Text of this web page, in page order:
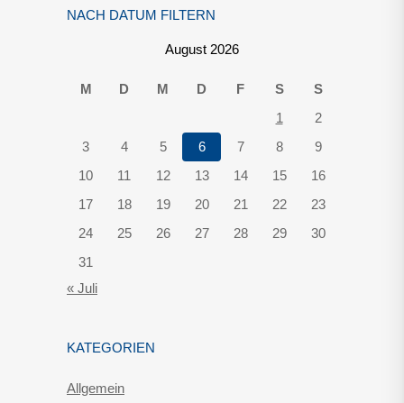
NACH DATUM FILTERN
August 2026
M D M D F S
S
1
2
3
4 5 6 7 8
9
10
11 12 13 14 15
16
17
18 19 20 21 22
23
24
25 26 27 28 29
30
31
« Juli
KATEGORIEN
Allgemein